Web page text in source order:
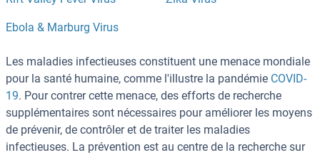
Ebola & Marburg Virus
Les maladies infectieuses constituent une menace mondiale
pour la santé humaine, comme l'illustre la pandémie COVID-
19. Pour contrer cette menace, des efforts de recherche
supplémentaires sont nécessaires pour améliorer les moyens
de prévenir, de contrôler et de traiter les maladies
infectieuses. La prévention est au centre de la recherche sur